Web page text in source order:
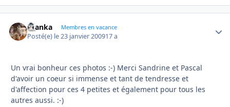
branka Membres en vacance
Posté(e) le 23 janvier 200917 a
Un vrai bonheur ces photos :-) Merci Sandrine et Pascal
d'avoir un coeur si immense et tant de tendresse et
d'affection pour ces 4 petites et également pour tous les
autres aussi. :-)